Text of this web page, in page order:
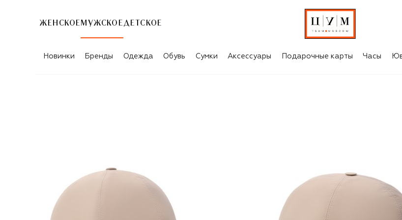
ЖЕНСКОЕ МУЖСКОЕ ДЕТСКОЕ
Новинки Бренды Одежда Обувь Сумки Аксессуары Подарочные карты Часы